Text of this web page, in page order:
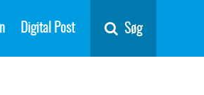
Digital Post Søg